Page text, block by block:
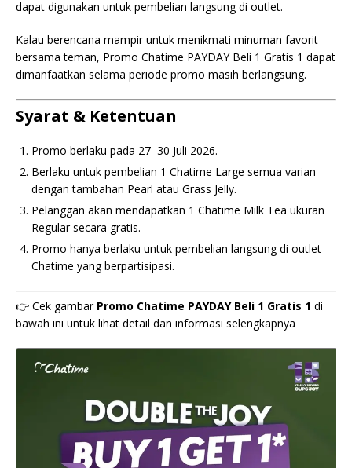
dapat digunakan untuk pembelian langsung di outlet.
Kalau berencana mampir untuk menikmati minuman favorit
bersama teman, Promo Chatime PAYDAY Beli 1 Gratis 1 dapat
dimanfaatkan selama periode promo masih berlangsung.
Syarat & Ketentuan
Promo berlaku pada 27–30 Juli 2026.
Berlaku untuk pembelian 1 Chatime Large semua varian
dengan tambahan Pearl atau Grass Jelly.
Pelanggan akan mendapatkan 1 Chatime Milk Tea ukuran
Regular secara gratis.
Promo hanya berlaku untuk pembelian langsung di outlet
Chatime yang berpartisipasi.
👉 Cek gambar Promo Chatime PAYDAY Beli 1 Gratis 1 di
bawah ini untuk lihat detail dan informasi selengkapnya